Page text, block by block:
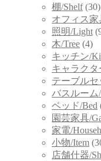
棚/Shelf (30)
オフィス家
照明/Light
木/Tree (4)
キッチン/
キャラクタ
テーブルセ
バスルーム
ベッド/Bed
園芸家具/
家電/
小物/Item
店舗什器/